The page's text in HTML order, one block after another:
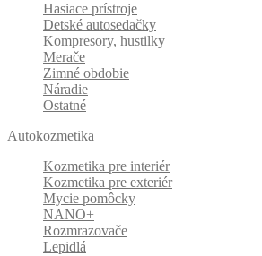
Hasiace prístroje
Detské autosedačky
Kompresory, hustilky
Merače
Zimné obdobie
Náradie
Ostatné
Autokozmetika
Kozmetika pre interiér
Kozmetika pre exteriér
Mycie pomôcky
NANO+
Rozmrazovače
Lepidlá